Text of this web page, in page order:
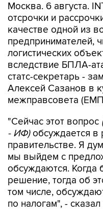
Москва. 6 августа.
отсрочки и
качестве одной из
предпринимателей,
логистических
вследствие БПЛА-
статс-секретарь -
Алексей Сазанов в
межправсовета
"Сейчас этот вопрос
- ИФ)обсуждается в
правительстве. Я
мы выйдем с
обсуждаются. Когда
решение, тогда об
том числе,
по налогам", - сказал